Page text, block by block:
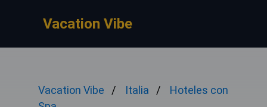
Vacation Vibe
Vacation Vibe Italia
Hoteles con